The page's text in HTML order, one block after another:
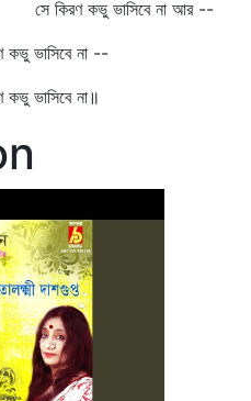
সে কিরণ কভু ভাসিবে না আর --
না --
না॥